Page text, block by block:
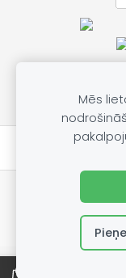
📱
✉️ E-pasts:
Mēs